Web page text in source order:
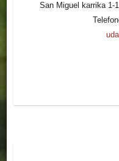
San Miguel karrika 1-